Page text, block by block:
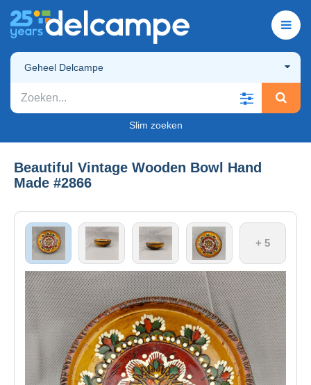
Geheel Delcampe
Slim zoeken
Beautiful Vintage Wooden Bowl Hand
Made #2866
+ 5